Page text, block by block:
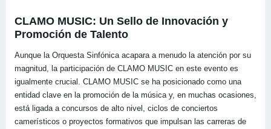
CLAMO MUSIC: Un Sello de Innovación y
Promoción de Talento
Aunque la Orquesta Sinfónica acapara a menudo la atención por su
magnitud, la participación de CLAMO MUSIC en este evento es
igualmente crucial. CLAMO MUSIC se ha posicionado como una
entidad clave en la promoción de la música y, en muchas ocasiones,
está ligada a concursos de alto nivel, ciclos de conciertos
camerísticos o proyectos formativos que impulsan las carreras de